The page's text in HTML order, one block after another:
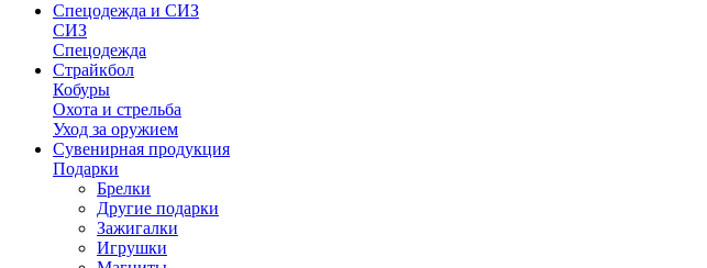
Спецодежда и СИЗ
СИЗ
Спецодежда
Страйкбол
Кобуры
Охота и стрельба
Уход за оружием
Сувенирная продукция
Подарки
Брелки
Другие подарки
Зажигалки
Игрушки